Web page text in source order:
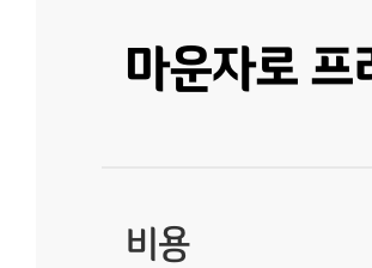
마운자로
비용